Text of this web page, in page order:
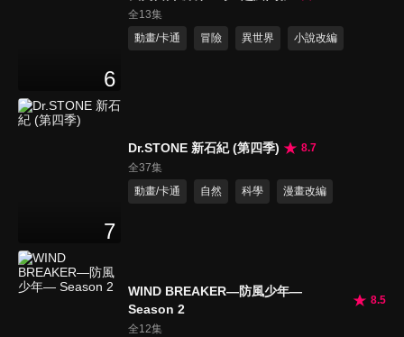
6
全13集
動畫/卡通
冒險 異世界 小說改編
7
Dr.STONE 新石紀 (第四季)
8.7
全37集
動畫/卡通
自然 科學 漫畫改編
WIND BREAKER—防風少年—
Season 2
8.5
全12集